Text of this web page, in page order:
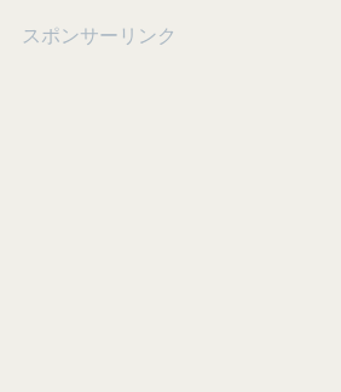
スポンサーリンク